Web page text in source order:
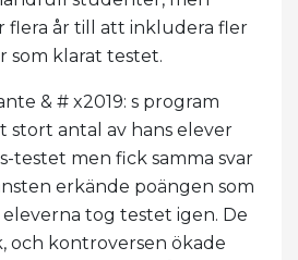
flera år till att inkludera fler
som klarat testet.
& # x2019: s program
stort antal av hans elever
testet men fick samma svar
erkände poängen som
tog testet igen. De
och kontroversen ökade